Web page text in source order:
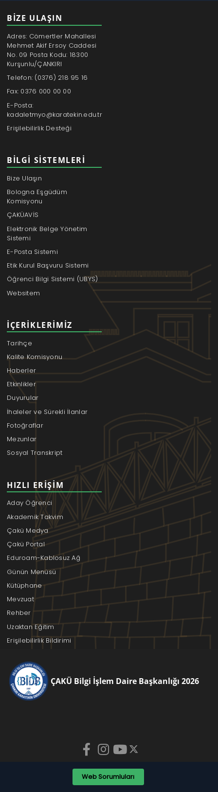
BİZE ULAŞIN
Adres: Cömertler Mahallesi
Mehmet Akif Ersoy Caddesi
No. 09 Posta Kodu: 18300
Kurşunlu/ÇANKIRI
Telefon: (0376) 218 95 16
Fax: 0376 000 00 00
E-Posta:
kadaletmyo@karatekin.edu.tr
Erişilebilirlik Desteği
BILGI SISTEMLERI
Bize Ulaşın
Bologna Eşgüdüm
Komisyonu
ÇAKÜAVİS
Elektronik Belge Yönetim
Sistemi
E-Posta Sistemi
Etik Kurul Başvuru Sistemi
Öğrenci Bilgi Sistemi (UBYS)
Websitem
İÇERIKLERIMIZ
Tarihçe
Kalite Komisyonu
Haberler
Etkinlikler
Duyurular
İhaleler ve Sürekli İlanlar
Fotoğraflar
Mezunlar
Sosyal Transkript
HIZLI ERIŞIM
Aday Öğrenci
Akademik Takvim
Çakü Medya
Çakü Portal
Eduroam-Kablosuz Ağ
Günün Menüsü
Kütüphane
Mevzuat
Rehber
Uzaktan Eğitim
Erişilebilirlik Bildirimi
ÇAKÜ Bilgi İşlem Daire Başkanlığı 2026
Web Sorumluları